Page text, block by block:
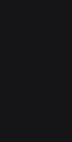
aangepakt
te maken
in
entips
meer
verhoogd
follow-ups.